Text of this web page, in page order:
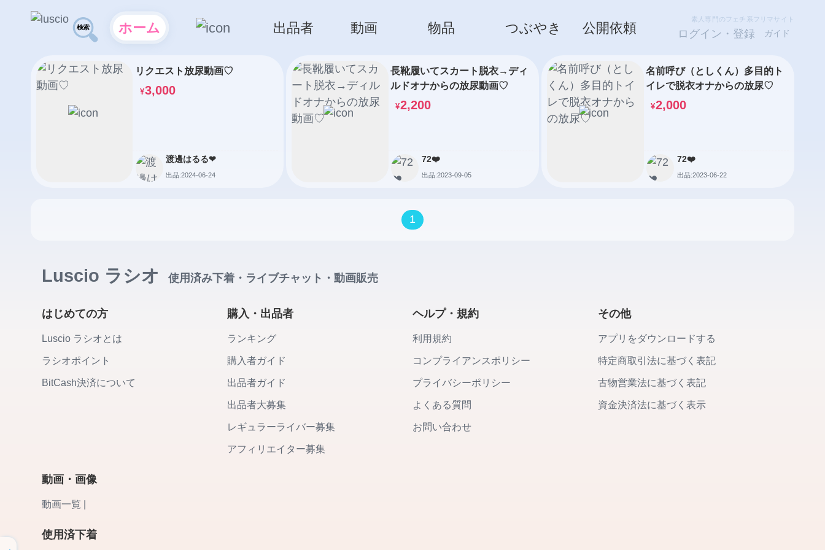
ホーム 出品者 動画 物品 つぶやき 公開依頼
素人専門のフェチ系フリマサイト
ログイン・登録 ガイド
リクエスト放尿動画♡
¥3,000
渡邊はるる❤︎
出品:2024-06-24
長靴履いてスカート脱衣→ディ
ルドオナからの放尿動画♡
¥2,200
72❤️
出品:2023-09-05
名前呼び（としくん）多目的ト
イレで脱衣オナからの放尿♡
¥2,000
72❤️
出品:2023-06-22
1
Luscio ラシオ 使用済み下着・ライブチャット・動画販売
はじめての方
Luscio ラシオとは
ラシオポイント
BitCash決済について
購入・出品者
ランキング
購入者ガイド
出品者ガイド
出品者大募集
レギュラーライバー募集
アフィリエイター募集
ヘルプ・規約
利用規約
コンプライアンスポリシー
プライバシーポリシー
よくある質問
お問い合わせ
その他
アプリをダウンロードする
特定商取引法に基づく表記
古物営業法に基づく表記
資金決済法に基づく表示
動画・画像
動画一覧 |
使用済下着